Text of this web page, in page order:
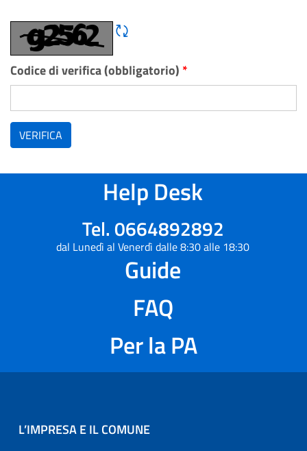
Rigene CAPTCHA
Codice di verifica (obbligatorio) *
VERIFICA
Help Desk
Tel. 0664892892
dal Lunedì al Venerdì dalle 8:30 alle 18:30
Guide
FAQ
Per la PA
L’IMPRESA E IL COMUNE